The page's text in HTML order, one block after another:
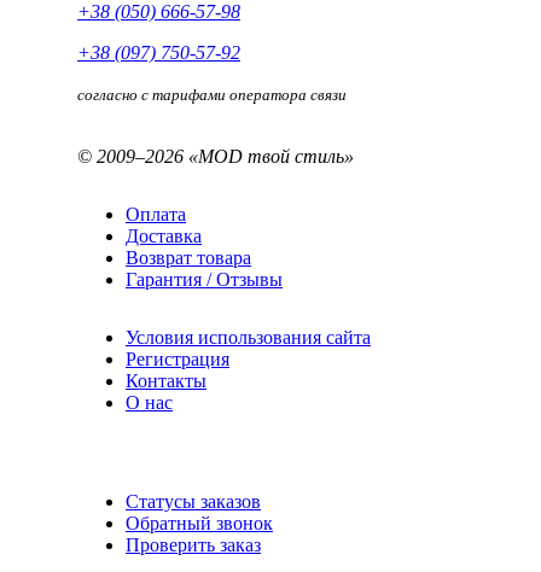
+38 (050) 666-57-98
+38 (097) 750-57-92
согласно с тарифами оператора связи
© 2009–2026 «MOD твой стиль»
Оплата
Доставка
Возврат товара
Гарантия / Отзывы
Условия использования сайта
Регистрация
Контакты
О нас
Статусы заказов
Обратный звонок
Проверить заказ